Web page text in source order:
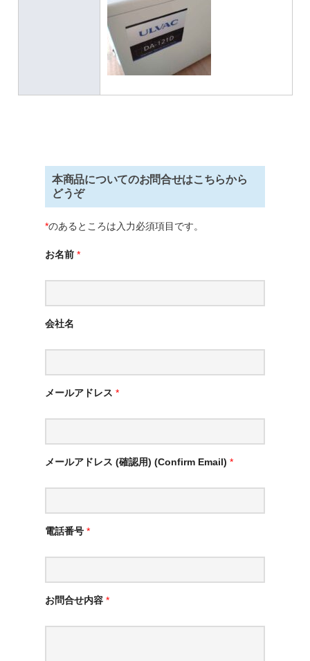
本商品についてのお問合せはこちらから
どうぞ
*のあるところは入力必須項目です。
お名前 *
会社名
メールアドレス *
メールアドレス (確認用) (Confirm Email) *
電話番号 *
お問合せ内容 *